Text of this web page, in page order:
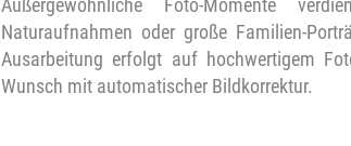
Außergewöhnliche Foto-Momente
Naturaufnahmen oder große Familien-
Ausarbeitung erfolgt auf hochwertigem
Wunsch mit automatischer Bildkorrektur.